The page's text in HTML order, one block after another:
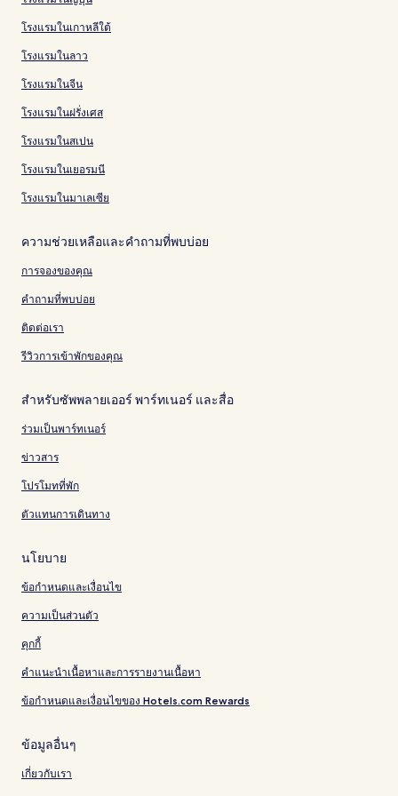
โรงแรมในเกาหลีใต้
โรงแรมในลาว
โรงแรมในจีน
โรงแรมในฝรั่งเศส
โรงแรมในสเปน
โรงแรมในเยอรมนี
โรงแรมในมาเลเซีย
ความช่วยเหลือและคำถามที่พบบ่อย
การจองของคุณ
คำถามที่พบบ่อย
ติดต่อเรา
รีวิวการเข้าพักของคุณ
สำหรับซัพพลายเออร์ พาร์ทเนอร์ และสื่อ
ร่วมเป็นพาร์ทเนอร์
ข่าวสาร
โปรโมทที่พัก
ตัวแทนการเดินทาง
นโยบาย
ข้อกำหนดและเงื่อนไข
ความเป็นส่วนตัว
คุกกี้
คำแนะนำเนื้อหาและการรายงานเนื้อหา
ข้อกำหนดและเงื่อนไขของ Hotels.com Rewards
ข้อมูลอื่นๆ
เกี่ยวกับเรา